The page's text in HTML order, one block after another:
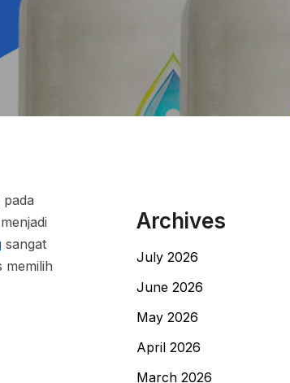
sangat
memilih
Archives
July 2026
June 2026
May 2026
April 2026
March 2026